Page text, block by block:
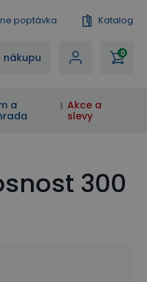
poptávka Katalog
nákupu 0
a
Akce a
slevy
300